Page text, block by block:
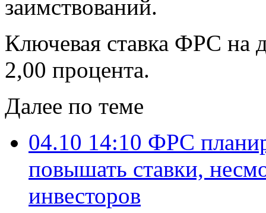
заимствований.
Ключевая ставка ФРС на
2,00 процента.
Далее по теме
04.10 14:10 ФРС
повышать ставки,
инвесторов